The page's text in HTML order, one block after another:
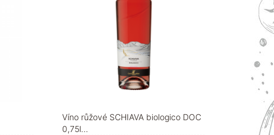
Víno růžové SCHIAVA biologico DOC
0,75l...